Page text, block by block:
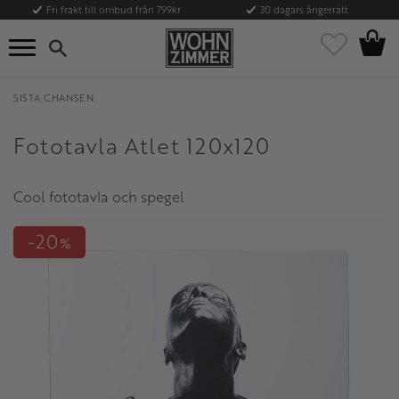
Meny
Fri frakt till ombud från 799kr 30 dagars ångerrätt
Favoriter
SISTA CHANSEN
Fototavla Atlet 120x120
Cool fototavla och spegel
20%